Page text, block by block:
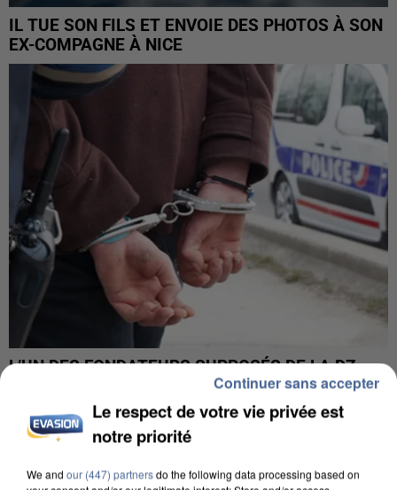
IL TUE SON FILS ET ENVOIE DES PHOTOS À SON
EX-COMPAGNE À NICE
L’UN DES FONDATEURS SUPPOSÉS DE LA DZ
MAFIA INTERPELLÉ EN ALGÉRIE
Le respect de votre vie privée est
notre priorité
We and our (447) partnersdo the following data processing based on
Continuer sans accepter